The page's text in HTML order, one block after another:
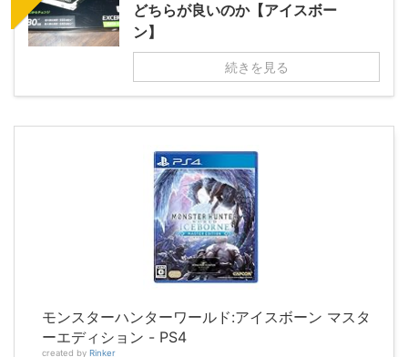
どちらが良いのか【アイスボー
ン】
続きを見る
モンスターハンターワールド:アイスボーン マスタ
ーエディション - PS4
created by Rinker